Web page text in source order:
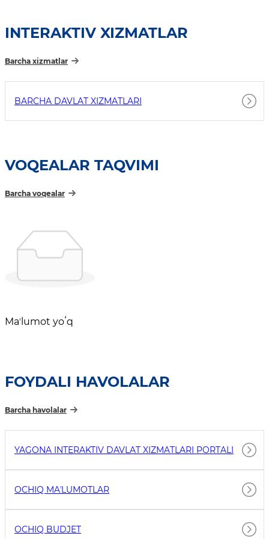
INTERAKTIV XIZMATLAR
Barcha xizmatlar
BARCHA DAVLAT XIZMATLARI
VOQEALAR TAQVIMI
Barcha voqealar
Maʼlumot yoʻq
FOYDALI HAVOLALAR
Barcha havolalar
YAGONA INTERAKTIV DAVLAT XIZMATLARI PORTALI
OCHIQ MAʼLUMOTLAR
OCHIQ BUDJET